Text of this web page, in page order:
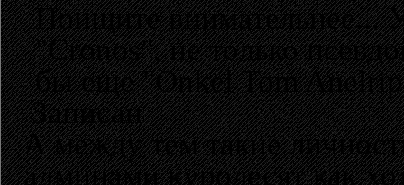
Поищите внимательнее...
"Cronos", не только
бы еще "Onkel Tom
Записан
А между тем такие
админами куролесят как